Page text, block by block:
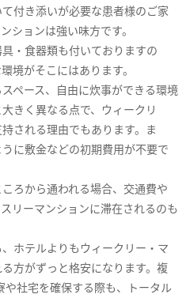
付き添いが必要な患者様のご家
ションは強い味方です。
・食器類も付いておりますの
境がそこにはあります。
ペース、自由に炊事ができる環境
きく異なる点で、ウィークリ
される理由でもあります。ま
に敷金などの初期費用が不要で
ろから通われる場合、交通費や
リーマンションに滞在されるのも
ホテルよりもウィークリー・マ
方がずっと格安になります。複
社宅を確保する際も、トータル